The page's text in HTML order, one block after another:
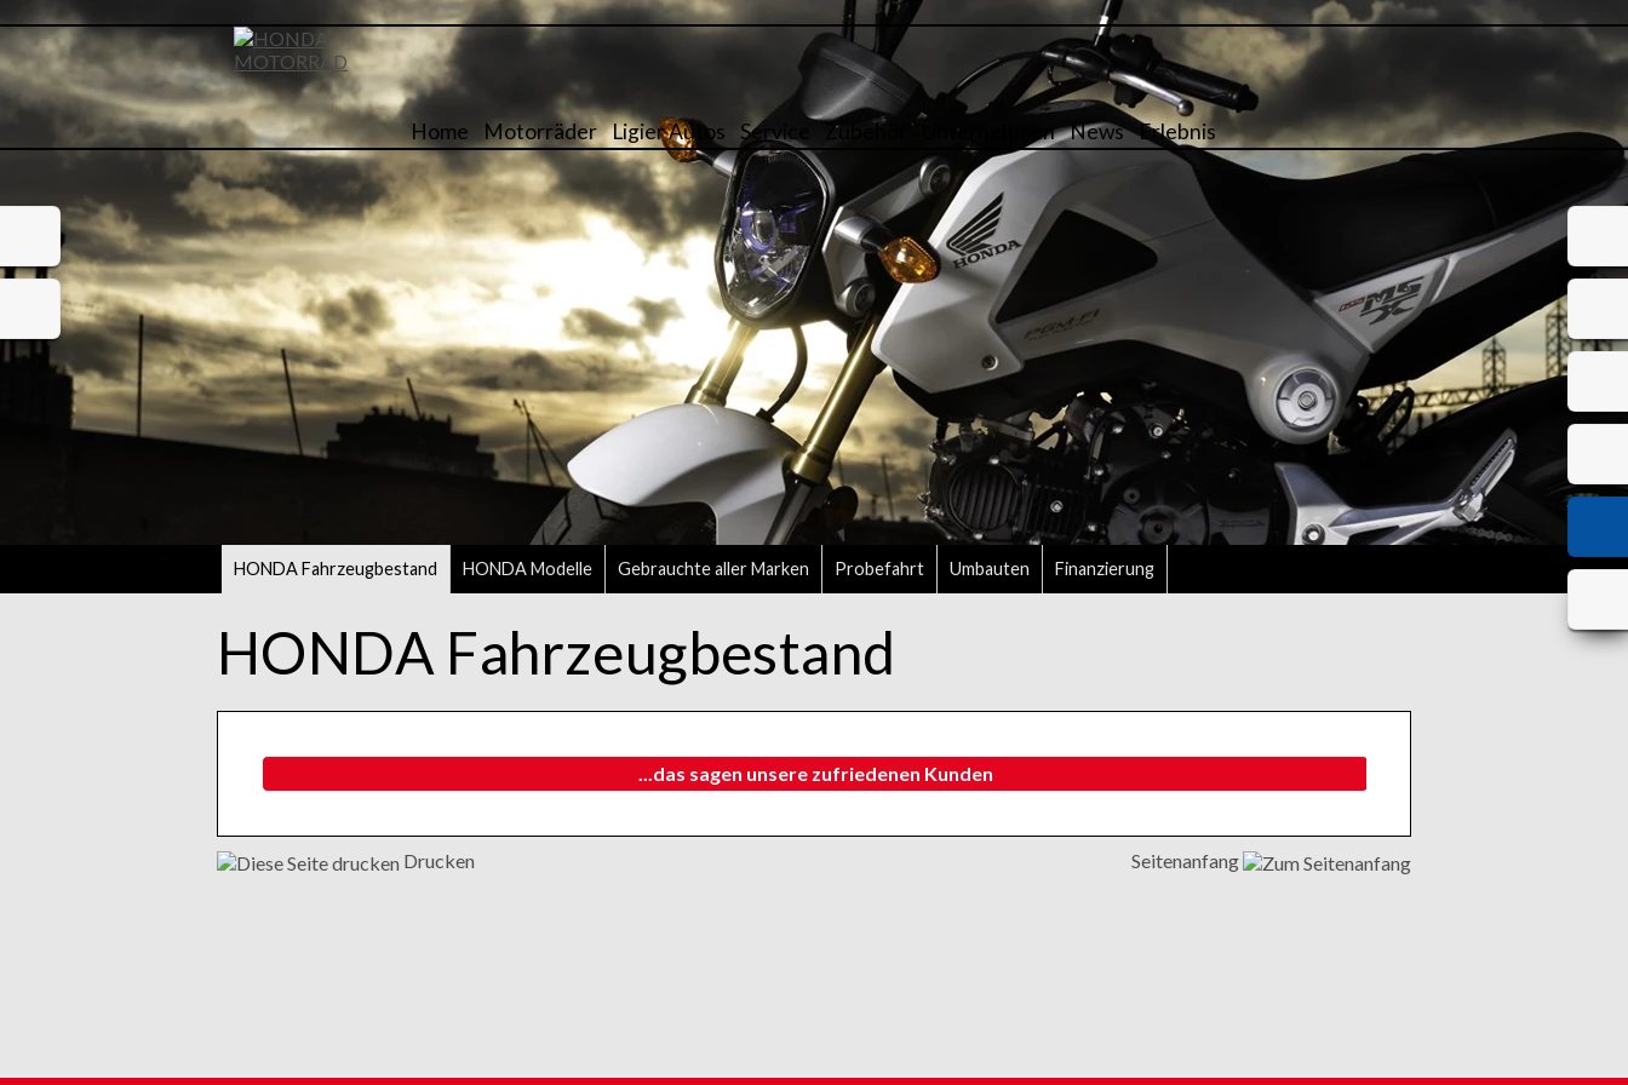
HONDA Fahrzeugbestand HONDA Modelle Gebrauchte aller Marken Probefahrt Umbauten Finanzierung
Home Motorräder Ligier Autos Service Zubehör Unternehmen News Erlebnis
HONDA Fahrzeugbestand
...das sagen unsere zufriedenen Kunden
Drucken Seitenanfang